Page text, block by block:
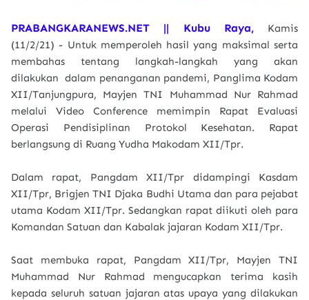
PRABANGKARANEWS.NET || Kubu Raya, Kamis
(11/2/21) - Untuk memperoleh hasil yang maksimal serta
membahas tentang langkah-langkah yang akan
dilakukan dalam penanganan pandemi, Panglima Kodam
XII/Tanjungpura, Mayjen TNI Muhammad Nur Rahmad
melalui Video Conference memimpin Rapat Evaluasi
Operasi Pendisiplinan Protokol Kesehatan. Rapat
berlangsung di Ruang Yudha Makodam XII/Tpr.
Dalam rapat, Pangdam XII/Tpr didampingi Kasdam
XII/Tpr, Brigjen TNI Djaka Budhi Utama dan para pejabat
utama Kodam XII/Tpr. Sedangkan rapat diikuti oleh para
Komandan Satuan dan Kabalak jajaran Kodam XII/Tpr.
Saat membuka rapat, Pangdam XII/Tpr, Mayjen TNI
Muhammad Nur Rahmad mengucapkan terima kasih
kepada seluruh satuan jajaran atas upaya yang dilakukan